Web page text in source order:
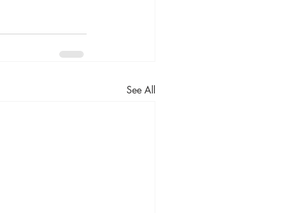
See All